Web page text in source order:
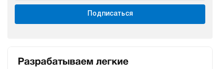
Подписаться